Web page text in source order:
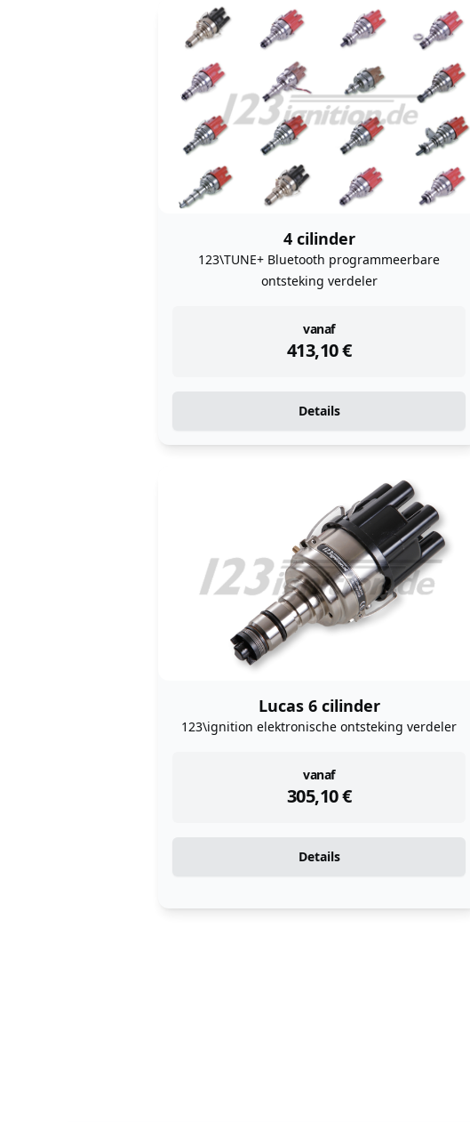
4 cilinder
123\TUNE+ Bluetooth programmeerbare
ontsteking verdeler
vanaf
413,10€
instock
Details
Lucas 6 cilinder
123\ignition elektronische ontsteking verdeler
vanaf
305,10€
instock
Details